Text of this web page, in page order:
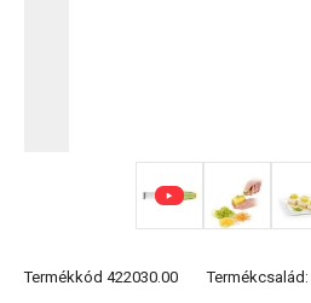
Termékkód 422030.00 Termékcsalád: